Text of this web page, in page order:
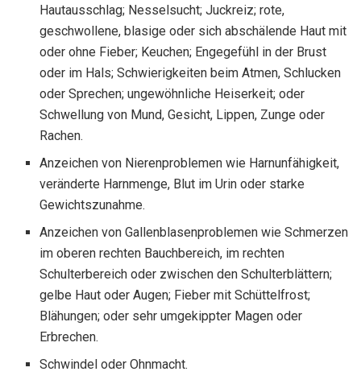
Hautausschlag; Nesselsucht; Juckreiz; rote,
geschwollene, blasige oder sich abschälende Haut mit
oder ohne Fieber; Keuchen; Engegefühl in der Brust
oder im Hals; Schwierigkeiten beim Atmen, Schlucken
oder Sprechen; ungewöhnliche Heiserkeit; oder
Schwellung von Mund, Gesicht, Lippen, Zunge oder
Rachen.
Anzeichen von Nierenproblemen wie Harnunfähigkeit,
veränderte Harnmenge, Blut im Urin oder starke
Gewichtszunahme.
Anzeichen von Gallenblasenproblemen wie Schmerzen
im oberen rechten Bauchbereich, im rechten
Schulterbereich oder zwischen den Schulterblättern;
gelbe Haut oder Augen; Fieber mit Schüttelfrost;
Blähungen; oder sehr umgekippter Magen oder
Erbrechen.
Schwindel oder Ohnmacht.